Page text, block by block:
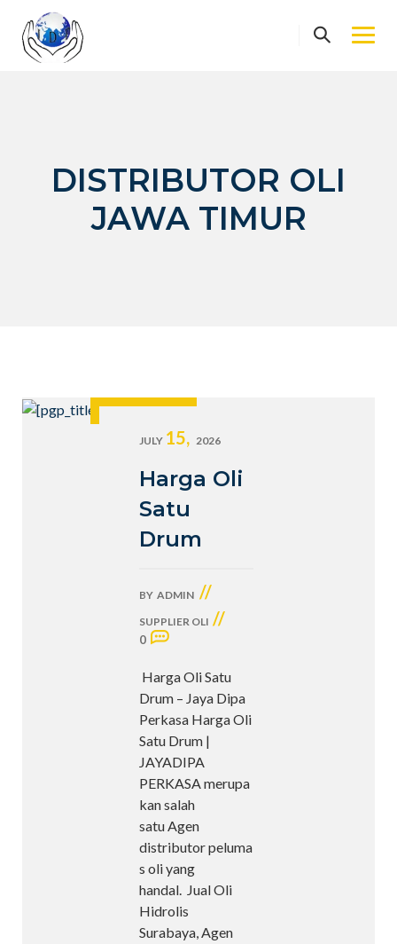
content
DISTRIBUTOR OLI
JAWA TIMUR
JULY 15, 2026
Harga Oli
Satu
Drum
BY ADMIN //
SUPPLIER OLI //
0
Harga Oli Satu
Drum – Jaya Dipa
Perkasa Harga Oli
Satu Drum |
JAYADIPA
PERKASA merupa
kan salah
satu Agen
distributor peluma
s oli yang
handal. Jual Oli
Hidrolis
Surabaya, Agen